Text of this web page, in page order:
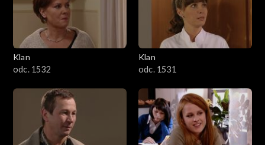
Klan
odc. 1532
Klan
odc. 1531